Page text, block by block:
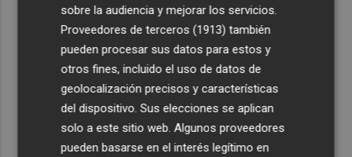
sobre la audiencia y mejorar los servicios.
Proveedores de terceros (1913) también
pueden procesar sus datos para estos y
otros fines, incluido el uso de datos de
geolocalización precisos y características
del dispositivo. Sus elecciones se aplican
solo a este sitio web. Algunos proveedores
pueden basarse en el interés legítimo en